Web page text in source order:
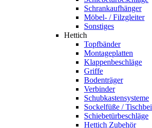
Schrankaufhänger
Möbel- / Filzgleiter
Sonstiges
Hettich
Topfbänder
Montageplatten
Klappenbeschläge
Griffe
Bodenträger
Verbinder
Schubkastensysteme
Sockelfüße /
Schiebetürbeschläge
Hettich Zubehör